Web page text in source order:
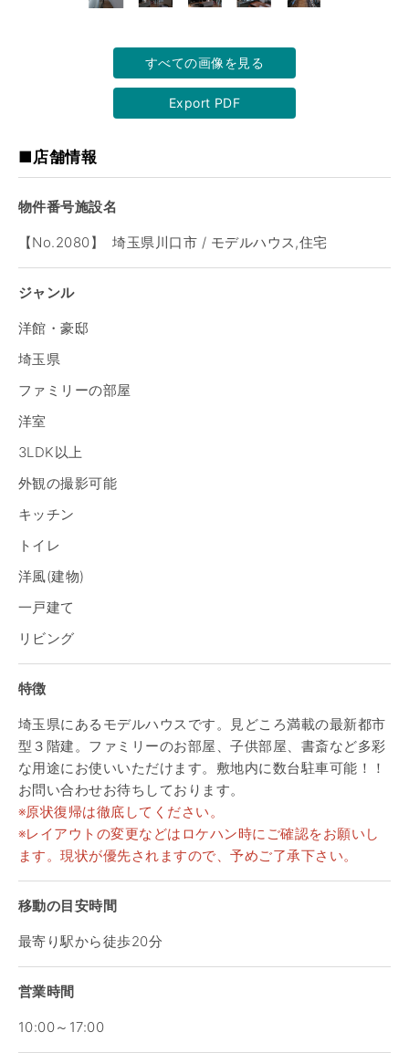
すべての画像を見る
Export PDF
■店舗情報
物件番号施設名
【No.2080】 埼玉県川口市 / モデルハウス,住宅
ジャンル
洋館・豪邸
埼玉県
ファミリーの部屋
洋室
3LDK以上
外観の撮影可能
キッチン
トイレ
洋風(建物)
一戸建て
リビング
特徴
埼玉県にあるモデルハウスです。見どころ満載の最新都市
型３階建。ファミリーのお部屋、子供部屋、書斎など多彩
な用途にお使いいただけます。敷地内に数台駐車可能！！
お問い合わせお待ちしております。
※原状復帰は徹底してください。
※レイアウトの変更などはロケハン時にご確認をお願いし
ます。現状が優先されますので、予めご了承下さい。
移動の目安時間
最寄り駅から徒歩20分
営業時間
10:00～17:00